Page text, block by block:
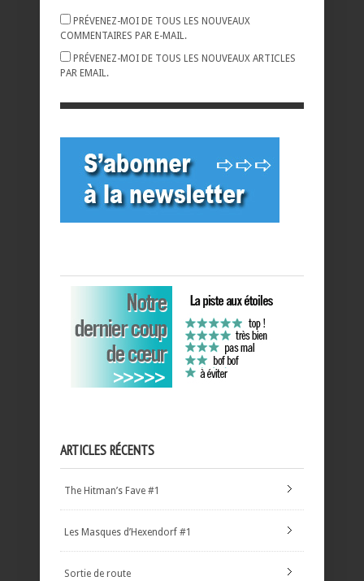
PRÉVENEZ-MOI DE TOUS LES NOUVEAUX
COMMENTAIRES PAR E-MAIL.
PRÉVENEZ-MOI DE TOUS LES NOUVEAUX ARTICLES
PAR EMAIL.
ARTICLES RÉCENTS
The Hitman’s Fave #1
Les Masques d’Hexendorf #1
Sortie de route